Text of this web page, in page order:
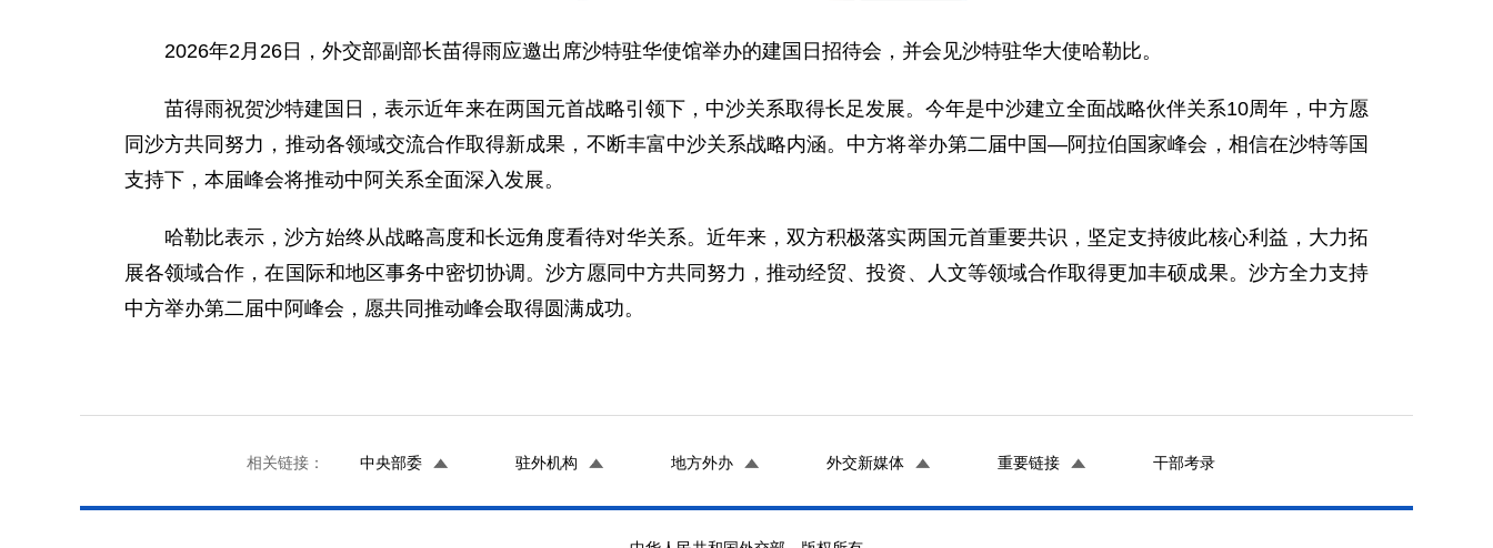
2026年2月26日，外交部副部长苗得雨应邀出席沙特驻华使馆举办的建国日招待会，并会见沙特驻华大使哈勒比。
苗得雨祝贺沙特建国日，表示近年来在两国元首战略引领下，中沙关系取得长足发展。今年是中沙建立全面战略伙伴关系10周年，中方愿
同沙方共同努力，推动各领域交流合作取得新成果，不断丰富中沙关系战略内涵。中方将举办第二届中国—阿拉伯国家峰会，相信在沙特等国
支持下，本届峰会将推动中阿关系全面深入发展。
哈勒比表示，沙方始终从战略高度和长远角度看待对华关系。近年来，双方积极落实两国元首重要共识，坚定支持彼此核心利益，大力拓
展各领域合作，在国际和地区事务中密切协调。沙方愿同中方共同努力，推动经贸、投资、人文等领域合作取得更加丰硕成果。沙方全力支持
中方举办第二届中阿峰会，愿共同推动峰会取得圆满成功。
相关链接： 中央部委 驻外机构 地方外办 外交新媒体 重要链接 干部考录